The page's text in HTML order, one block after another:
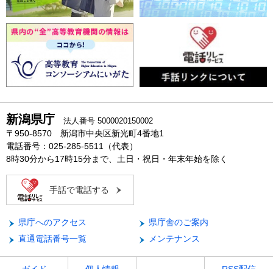
新潟県庁 法人番号 5000020150002
〒950-8570 新潟市中央区新光町4番地1
電話番号：025-285-5511（代表）
8時30分から17時15分まで、土日・祝日・年末年始を除く
手話で電話する
県庁へのアクセス
県庁舎のご案内
直通電話番号一覧
メンテナンス